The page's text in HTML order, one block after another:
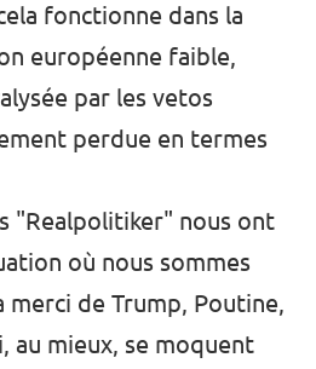
fonctionne dans la
européenne faible,
par les vetos
perdue en termes
"Realpolitiker" nous ont
où nous sommes
merci de Trump, Poutine,
au mieux, se moquent